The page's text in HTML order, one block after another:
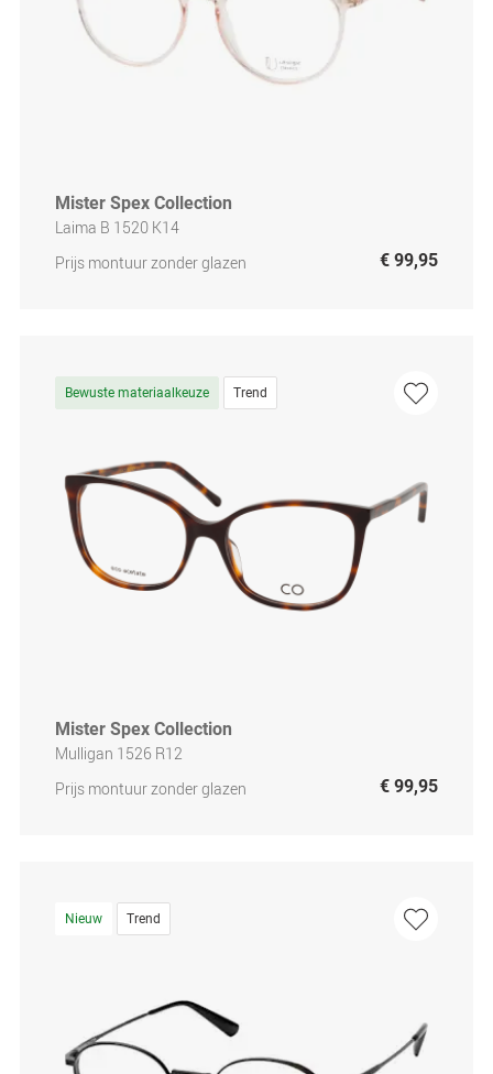
Mister Spex Collection
Laima B 1520 K14
Prijs montuur zonder glazen
€ 99,95
Bewuste materiaalkeuze Trend
Mister Spex Collection
Mulligan 1526 R12
Prijs montuur zonder glazen
€ 99,95
Nieuw Trend